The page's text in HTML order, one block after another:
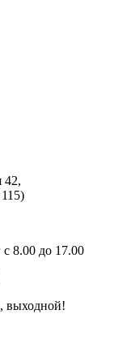
42,
8.00 до 17.00
выходной!